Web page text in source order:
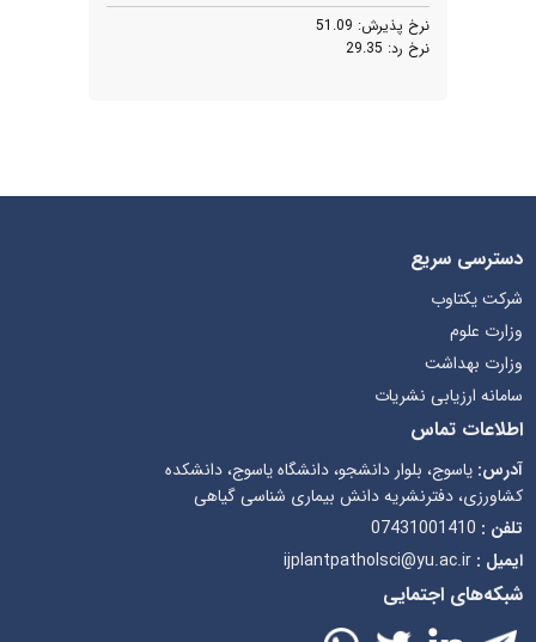
نرخ پذیرش: 51.09
نرخ رد: 29.35
دسترسی سریع
شرکت یکتاوب
وزارت علوم
وزارت بهداشت
سامانه ارزیابی نشریات
اطلاعات تماس
آدرس:یاسوج، بلوار دانشجو، دانشگاه یاسوج، دانشکده
کشاورزی، دفترنشریه دانش بیماری شناسی گیاهی
تلفن : 07431001410
ایمیل :ijplantpatholsci@yu.ac.ir
شبکه‌های اجتمایی